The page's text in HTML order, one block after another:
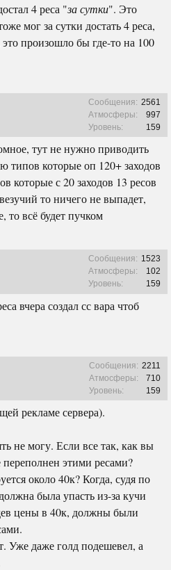
4 реса "за сутки". Это
мог за сутки достать 4 реса,
произошло бы где-то на 100
Сообщения: 2561
Атмосферы:
997
Уровень:
159
тут не нужно приводить
типов которые оп 120+ заходов
которые с 20 заходов 13 ресов
то ничего не выпадет,
то всё будет пучком
Сообщения: 1523
Атмосферы:
102
Уровень:
159
вчера создал сс вара чтоб
Сообщения: 2211
Атмосферы:
710
Уровень:
159
рекламе сервера).
не могу. Если все так, как вы
этими ресами?
около 40к? Когда, судя по
была упасть из-за кучи
цены в 40к, должны были
Уже даже голд подешевел, а